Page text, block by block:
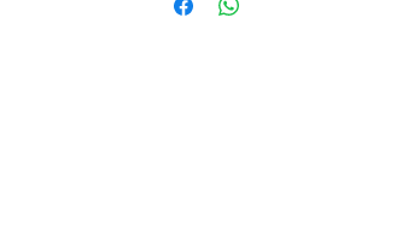
Swirl print, ontworpen in ons